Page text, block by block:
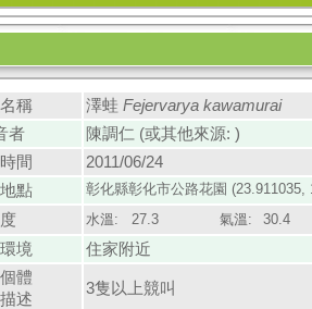
稱 澤蛙 Fejervarya kawamurai
者
陳調仁 (或其他來源: )
間
2011/06/24
點
彰化縣彰化市公路花園 (23.911035,
水溫: 27.3 氣溫: 30.4
境
住家附近
體
述
3隻以上競叫